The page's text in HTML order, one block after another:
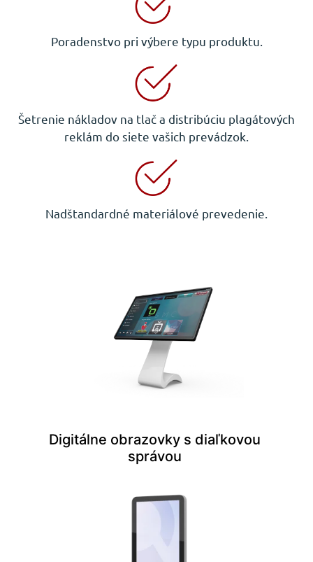
Poradenstvo pri výbere typu produktu.
Šetrenie nákladov na tlač a distribúciu plagátových
reklám do siete vašich prevádzok.
Nadštandardné materiálové prevedenie.
Digitálne obrazovky s diaľkovou
správou